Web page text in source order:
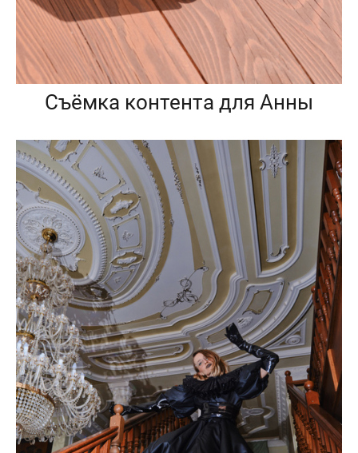
Съёмка контента для Анны